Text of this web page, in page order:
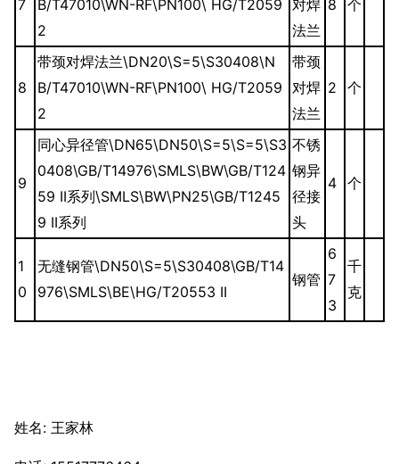
7
B/T47010\WN-RF\PN100\ HG/T2059
2
对焊
法兰
8 个
8
带颈对焊法兰\DN20\S=5\S30408\N
B/T47010\WN-RF\PN100\ HG/T2059
2
带颈
对焊
法兰
2 个
9
同心异径管\DN65\DN50\S=5\S=5\S3
0408\GB/T14976\SMLS\BW\GB/T124
59 II系列\SMLS\BW\PN25\GB/T1245
9 II系列
不锈
钢异
径接
头
4 个
1
0
无缝钢管\DN50\S=5\S30408\GB/T14
976\SMLS\BE\HG/T20553 II
钢管
6
7
3
千
克
姓名: 王家林